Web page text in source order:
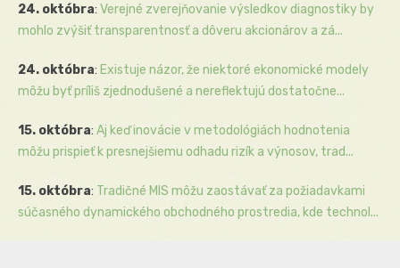
24. októbra: Verejné zverejňovanie výsledkov diagnostiky by
mohlo zvýšiť transparentnosť a dôveru akcionárov a zá...
24. októbra: Existuje názor, že niektoré ekonomické modely
môžu byť príliš zjednodušené a nereflektujú dostatočne...
15. októbra: Aj keď inovácie v metodológiách hodnotenia
môžu prispieť k presnejšiemu odhadu rizík a výnosov, trad...
15. októbra: Tradičné MIS môžu zaostávať za požiadavkami
súčasného dynamického obchodného prostredia, kde technol...